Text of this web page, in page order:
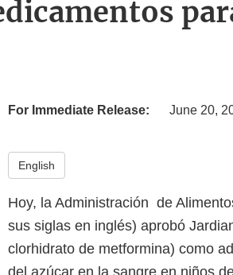
For Immediate Release: June 20,
English
Hoy, la Administración de
sus siglas en inglés) aprobó
clorhidrato de metformina) como